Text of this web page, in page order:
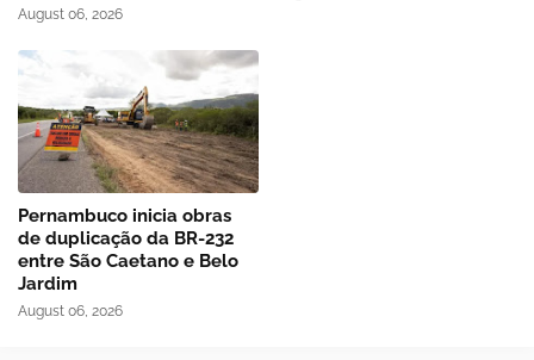
August 06, 2026
Pernambuco inicia obras
de duplicação da BR-232
entre São Caetano e Belo
Jardim
August 06, 2026